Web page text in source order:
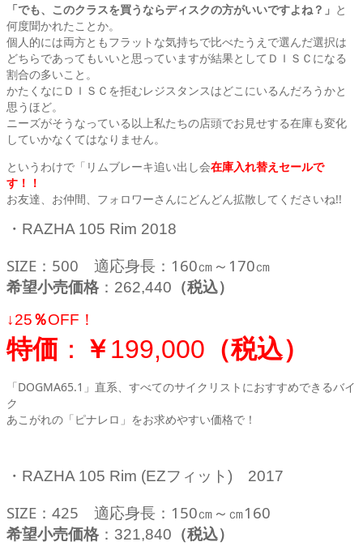
「でも、このクラスを買うならディスクの方がいいですよね？」 と
何度聞かれたことか。
個人的には両方ともフラットな気持ちで比べたうえで選んだ選択は
どちらであってもいいと思っていますが結果としてＤＩＳＣになる
割合の多いこと。
かたくなにＤＩＳＣを拒むレジスタンスはどこにいるんだろうかと
思うほど。
ニーズがそうなっている以上私たちの店頭でお見せする在庫も変化
していかなくてはなりません。
というわけで「リムブレーキ追い出し会在庫入れ替えセールで
す！！
お友達、お仲間、フォロワーさんにどんどん拡散してくださいね!!
・RAZHA 105 Rim 2018
SIZE：500 適応身長：160㎝～170㎝
希望小売価格 ：262,440 （税込）
↓25％OFF！
特価 ： ￥199,000 （税込）
「DOGMA65.1」直系、すべてのサイクリストにおすすめできるバイ
ク
あこがれの「ピナレロ」をお求めやすい価格で！
・RAZHA 105 Rim (EZフィット) 2017
SIZE：425 適応身長：150㎝～㎝160
希望小売価格 ：321,840 （税込）